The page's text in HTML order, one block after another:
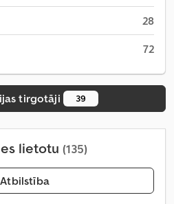
28
72
tirgotāji 39
lietotu (135)
Atbilstība